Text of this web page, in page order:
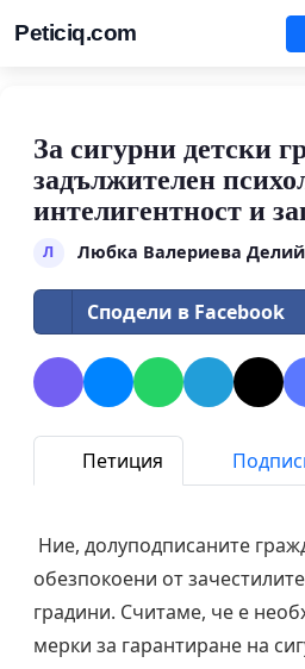
Peticiq.com
За сигурни детски
задължителен
интелигентност и
Л Любка Валериева
Сподели в Facebook
Петиция
Ние, долуподписаните
обезпокоени от
градини. Считаме, че е
мерки за гарантиране на